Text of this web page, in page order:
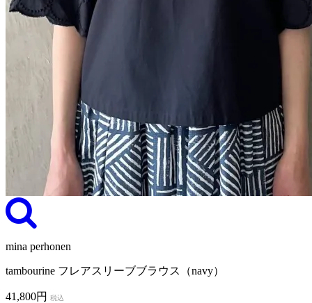
mina perhonen
tambourine フレアスリーブブラウス（navy）
41,800円 税込